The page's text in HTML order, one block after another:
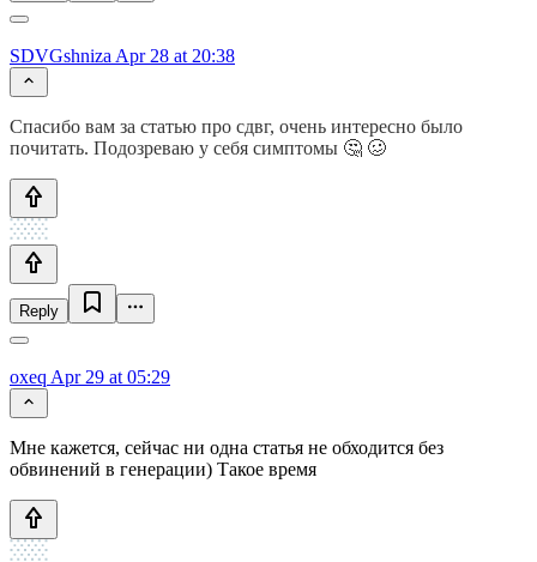
SDVGshniza Apr 28 at 20:38
Спасибо вам за статью про сдвг, очень интересно было
почитать. Подозреваю у себя симптомы 🤔 🥴
Reply
oxeq Apr 29 at 05:29
Мне кажется, сейчас ни одна статья не обходится без
обвинений в генерации) Такое время